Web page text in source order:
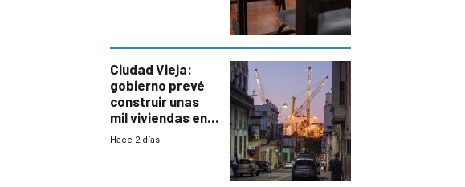
Ciudad Vieja:
gobierno prevé
construir unas
mil viviendas en
un plan de
Hace 2 días